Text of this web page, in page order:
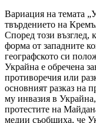
Вариация на темата
твърдението на
Според този възглед,
форма от западните
географското си
Украйна е обречена
противоречия или
основният разказ на
му инвазия в
протестите на
медии съобщиха, че